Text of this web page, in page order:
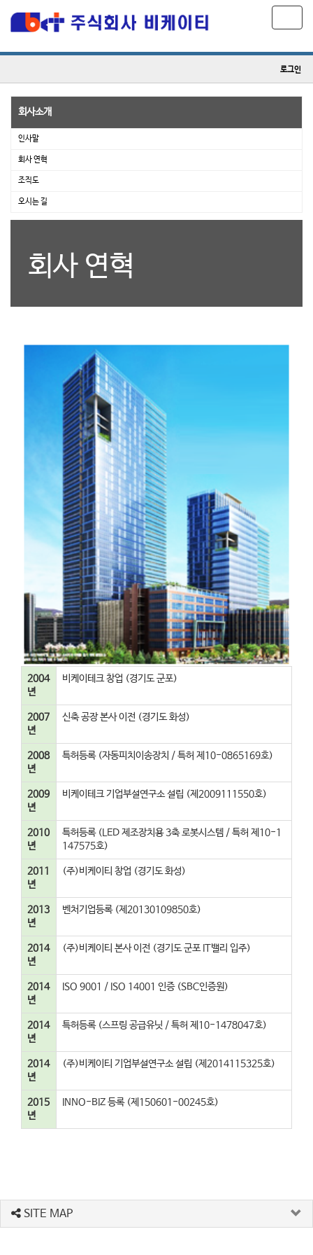
g
g
로그인
회사소개
인사말
회사 연혁
조직도
오시는 길
회사 연혁
2004
년
비케이테크 창업 (경기도 군포)
2007
년
신축 공장 본사 이전 (경기도 화성)
2008
년
특허등록 (자동피치이송장치 / 특허 제10-0865169호)
2009
년
비케이테크 기업부설연구소 설립 (제2009111550호)
2010
년
특허등록 (LED 제조장치용 3축 로봇시스템 / 특허 제10-1
147575호)
2011
년
(주)비케이티 창업 (경기도 화성)
2013
년
벤처기업등록 (제20130109850호)
2014
년
(주)비케이티 본사 이전 (경기도 군포 IT밸리 입주)
2014
년
ISO 9001 / ISO 14001 인증 (SBC인증원)
2014
년
특허등록 (스프링 공급유닛 / 특허 제10-1478047호)
2014
년
(주)비케이티 기업부설연구소 설립 (제2014115325호)
2015
년
INNO-BIZ 등록 (제150601-00245호)
SITE MAP